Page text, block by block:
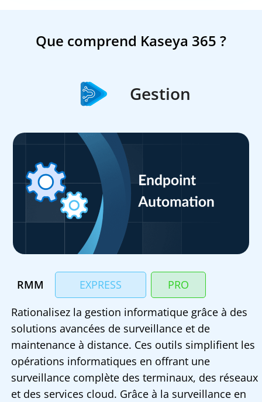
Que comprend Kaseya 365 ?
Gestion
RMM EXPRESS
PRO
Rationalisez la gestion informatique grâce à des
solutions avancées de surveillance et de
maintenance à distance. Ces outils simplifient les
opérations informatiques en offrant une
surveillance complète des terminaux, des réseaux
et des services cloud. Grâce à la surveillance en